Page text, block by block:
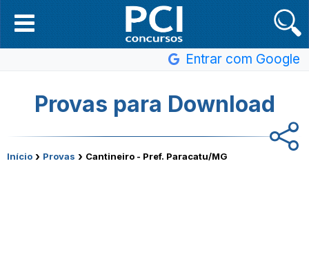
Entrar com Google
Provas para Download
Início › Provas › Cantineiro - Pref. Paracatu/MG